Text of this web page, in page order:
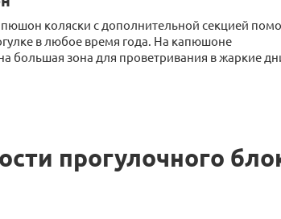
коляски с дополнительной секцией
в любое время года. На капюшоне
большая зона для проветривания в жаркие
прогулочного